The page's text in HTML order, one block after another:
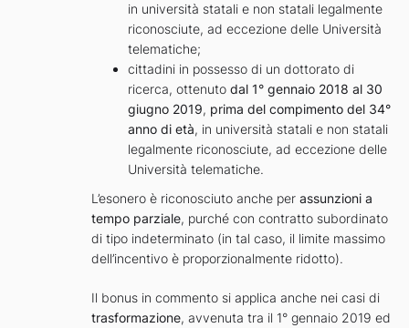
in università statali e non statali legalmente
riconosciute, ad eccezione delle Università
telematiche;
cittadini in possesso di un dottorato di
ricerca, ottenuto dal 1° gennaio 2018 al 30
giugno 2019, prima del compimento del 34°
anno di età, in università statali e non statali
legalmente riconosciute, ad eccezione delle
Università telematiche.
L’esonero è riconosciuto anche per assunzioni a
tempo parziale, purché con contratto subordinato
di tipo indeterminato (in tal caso, il limite massimo
dell’incentivo è proporzionalmente ridotto).
Il bonus in commento si applica anche nei casi di
trasformazione, avvenuta tra il 1° gennaio 2019 ed